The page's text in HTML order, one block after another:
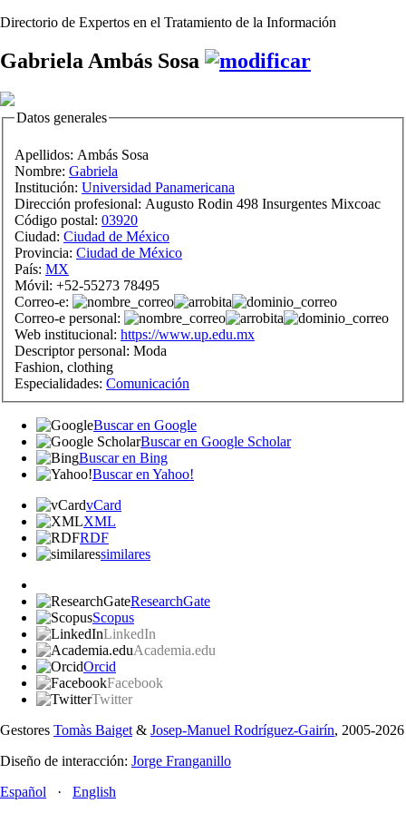
Directorio de Expertos en el Tratamiento de la Información
Gabriela Ambás Sosa
Datos generales
Apellidos: Ambás Sosa
Nombre: Gabriela
Institución: Universidad Panamericana
Dirección profesional: Augusto Rodin 498 Insurgentes Mixcoac
Código postal: 03920
Ciudad: Ciudad de México
Provincia: Ciudad de México
País: MX
Móvil: +52-55273 78495
Correo-e:
Correo-e personal:
Web institucional: https://www.up.edu.mx
Descriptor personal: Moda
Fashion, clothing
Especialidades: Comunicación
Buscar en Google
Buscar en Google Scholar
Buscar en Bing
Buscar en Yahoo!
vCard
XML
RDF
similares
ResearchGate
Scopus
LinkedIn
Academia.edu
Orcid
Facebook
Twitter
Gestores Tomàs Baiget& Josep-Manuel Rodríguez-Gairín, 2005-2026
Diseño de interacción: Jorge Franganillo
Español · English